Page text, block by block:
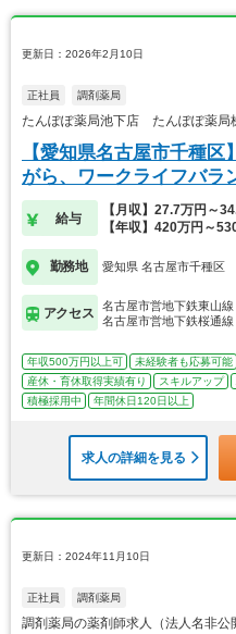
更新日：2026年2月10日
正社員 調剤薬局
たんぽぽ薬局池下店 たんぽぽ薬局
【愛知県名古屋市千種
がら、ワークライフバラ
す。
給与
【月収】27.7万円～
【年収】420万円～
勤務地 愛知県 名古屋市千種区
アクセス
名古屋市営地下鉄東山線
名古屋市営地下鉄桜通
年収500万円以上可 未経験者も応募可能
産休・育休取得実績有り
スキルアップ
積極採用中
年間休日120日以上
求人の詳細を見る
更新日：2024年11月10日
正社員 調剤薬局
調剤薬局の薬剤師求人（法人名非